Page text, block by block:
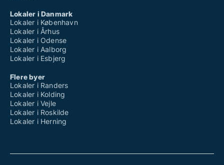
Lokaler i Danmark
Lokaler i København
Lokaler i Århus
Lokaler i Odense
Lokaler i Aalborg
Lokaler i Esbjerg
Flere byer
Lokaler i Randers
Lokaler i Kolding
Lokaler i Vejle
Lokaler i Roskilde
Lokaler i Herning